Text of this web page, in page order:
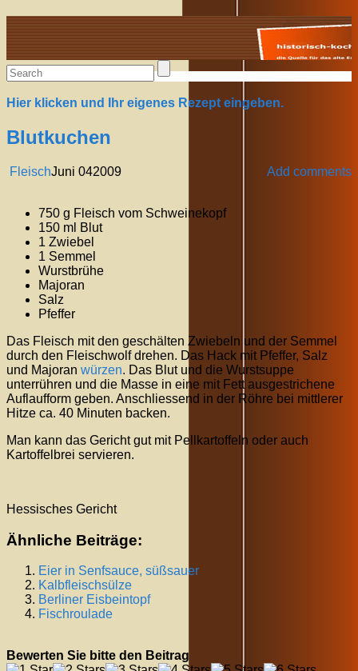
Alte Rezepte online
Hier klicken und Ihr eigenes Rezept eingeben.
Blutkuchen
Fleisch Add comments
Juni 042009
750 g Fleisch vom Schweinekopf
150 ml Blut
1 Zwiebel
1 Semmel
Wurstbrühe
Majoran
Salz
Pfeffer
Das Fleisch mit den geschälten Zwiebeln und der Semmel
durch den Fleischwolf drehen. Das Hack mit Pfeffer, Salz
und Majoran würzen. Das Blut und die Wurstsuppe
unterrühren und die Masse in eine mit Fett ausgestrichene
Auflaufform geben. Anschliessend in der Röhre bei mittlerer
Hitze ca. 40 Minuten backen.
Man kann das Gericht gut mit Pellkartoffeln oder auch
Kartoffelbrei servieren.
Hessisches Gericht
Ähnliche Beiträge:
Eier in Senfsauce, süßsauer
Kalbfleischsülze
Berliner Eisbeintopf
Fischroulade
Bewerten Sie bitte den Beitrag